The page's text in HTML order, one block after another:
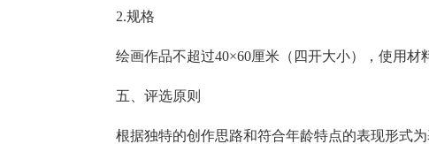
2.规格
绘画作品不超过40×60厘米（四开大小），使用材
五、评选原则
根据独特的创作思路和符合年龄特点的表现形式